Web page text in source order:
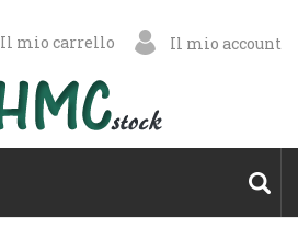
Il mio account
Il mio carrello